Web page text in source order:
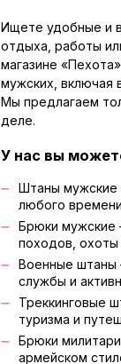
Ищете удобные и
отдыха, работы
магазине
мужских, включая
Мы предлагаем
деле.
У нас вы
Штаны мужские
любого
Брюки мужские
походов, охоты
Военные штаны
службы и
Треккинговые
туризма и
Брюки
армейском